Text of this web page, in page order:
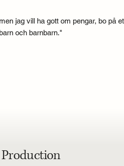
jag vill ha gott om pengar, bo på
och barnbarn."